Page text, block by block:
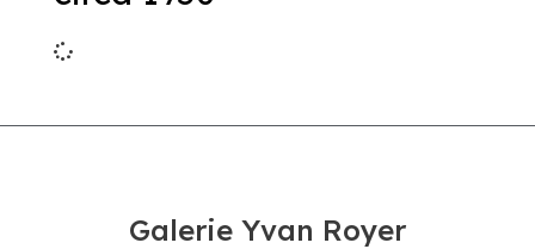
Galerie Yvan Royer